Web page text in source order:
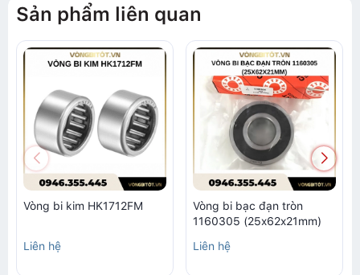
Sản phẩm liên quan
Vòng bi kim HK1712FM
Liên hệ
Vòng bi bạc đạn tròn
1160305 (25x62x21mm)
Liên hệ